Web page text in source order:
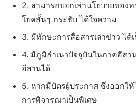
2. สามารถบอกเล่านโยบายของท
โยคสั้นๆ กระชับ ได้ใจความ
3. มีทักษะการสื่อสารเล่าข่าว ได้
4. มีภูมิลำเนาปัจจุบันในภาคอีสา
อีสานได้
5. หากมีบัตรผู้ประกาศ ซึ่งออกใ
การพิจารณาเป็นพิเศษ